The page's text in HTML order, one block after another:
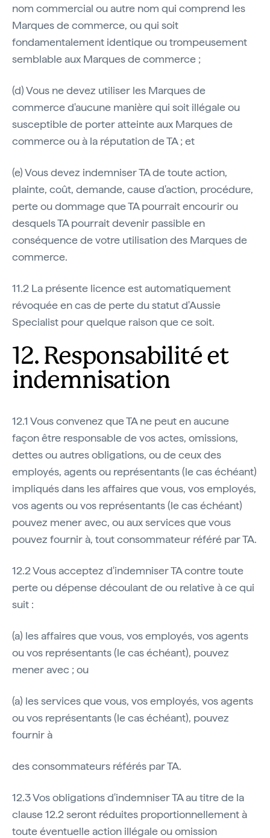
nom commercial ou autre nom qui comprend les
Marques de commerce, ou qui soit
fondamentalement identique ou trompeusement
semblable aux Marques de commerce ;
(d) Vous ne devez utiliser les Marques de
commerce d'aucune manière qui soit illégale ou
susceptible de porter atteinte aux Marques de
commerce ou à la réputation de TA ; et
(e) Vous devez indemniser TA de toute action,
plainte, coût, demande, cause d'action, procédure,
perte ou dommage que TA pourrait encourir ou
desquels TA pourrait devenir passible en
conséquence de votre utilisation des Marques de
commerce.
11.2 La présente licence est automatiquement
révoquée en cas de perte du statut d'Aussie
Specialist pour quelque raison que ce soit.
12. Responsabilité et
indemnisation
12.1 Vous convenez que TA ne peut en aucune
façon être responsable de vos actes, omissions,
dettes ou autres obligations, ou de ceux des
employés, agents ou représentants (le cas échéant)
impliqués dans les affaires que vous, vos employés,
vos agents ou vos représentants (le cas échéant)
pouvez mener avec, ou aux services que vous
pouvez fournir à, tout consommateur référé par TA.
12.2 Vous acceptez d'indemniser TA contre toute
perte ou dépense découlant de ou relative à ce qui
suit :
(a) les affaires que vous, vos employés, vos agents
ou vos représentants (le cas échéant), pouvez
mener avec ; ou
(a) les services que vous, vos employés, vos agents
ou vos représentants (le cas échéant), pouvez
fournir à
des consommateurs référés par TA.
12.3 Vos obligations d'indemniser TA au titre de la
clause 12.2 seront réduites proportionnellement à
toute éventuelle action illégale ou omission